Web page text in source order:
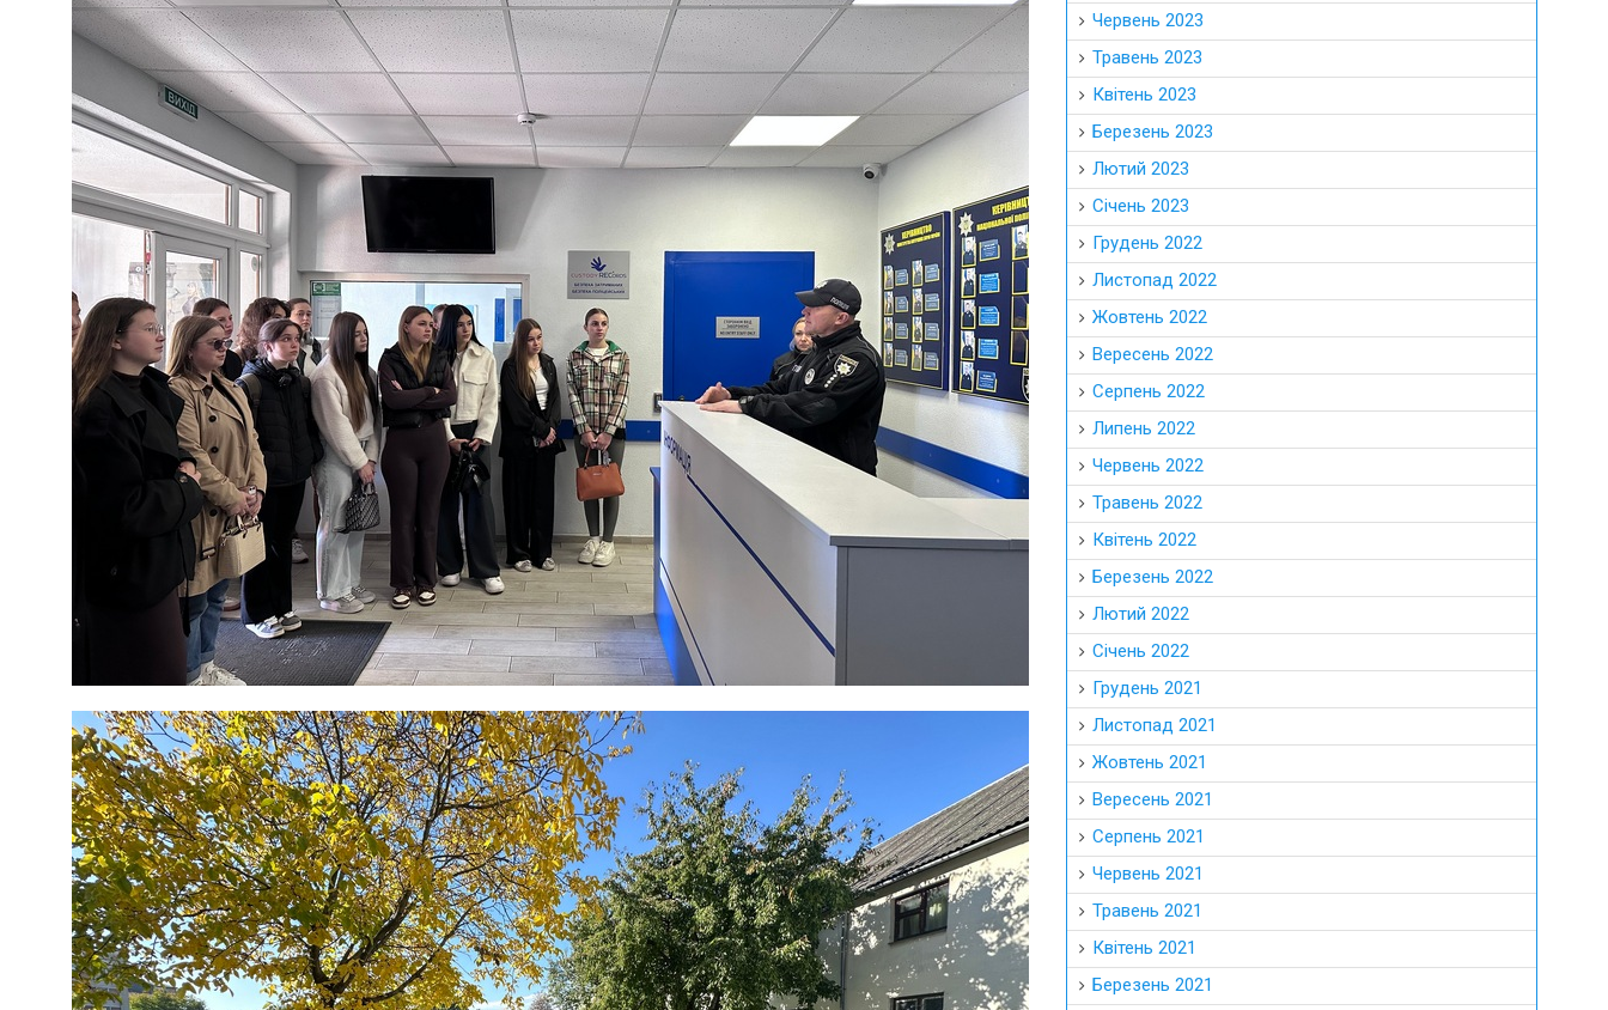
Червень 2023
Травень 2023
Квітень 2023
Березень 2023
Лютий 2023
Січень 2023
Грудень 2022
Листопад 2022
Жовтень 2022
Вересень 2022
Серпень 2022
Липень 2022
Червень 2022
Травень 2022
Квітень 2022
Березень 2022
Лютий 2022
Січень 2022
Грудень 2021
Листопад 2021
Жовтень 2021
Вересень 2021
Серпень 2021
Червень 2021
Травень 2021
Квітень 2021
Березень 2021